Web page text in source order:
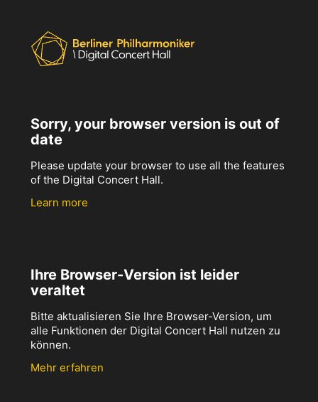
Sorry, your browser version is out of
date
Please update your browser to use all the features
of the Digital Concert Hall.
Learn more
Ihre Browser-Version ist leider
veraltet
Bitte aktualisieren Sie Ihre Browser-Version, um
alle Funktionen der Digital Concert Hall nutzen zu
können.
Mehr erfahren